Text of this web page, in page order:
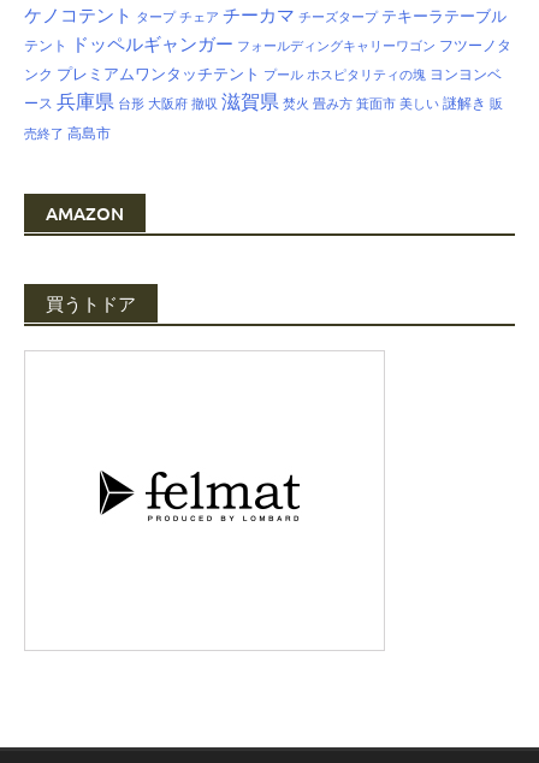
ケノコテント タープ チェア チーカマ チーズタープ テキーラテーブル
テント ドッペルギャンガー フォールディングキャリーワゴン フツーノタ
ンク プレミアムワンタッチテント プール ホスピタリティの塊 ヨンヨンベ
ース 兵庫県 台形 大阪府 撤収 滋賀県 焚火 畳み方 箕面市 美しい 謎解き 販
売終了 高島市
AMAZON
買うトドア